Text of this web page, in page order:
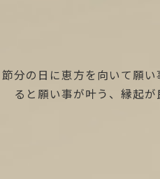
節分の日に恵方を向いて願
ると願い事が叶う、縁起